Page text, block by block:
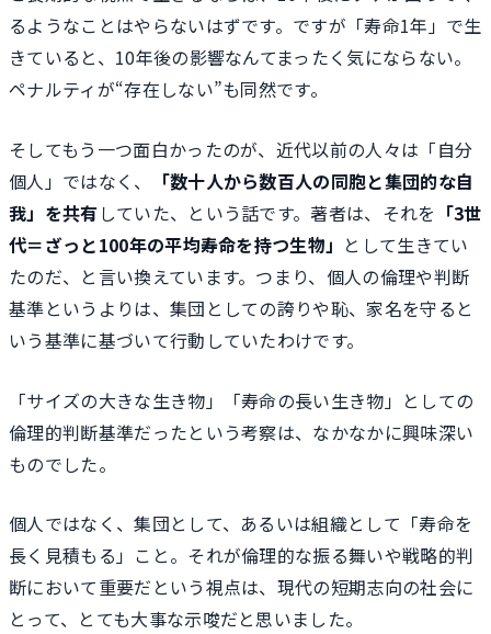
るようなことはやらないはずです。ですが「寿命1年」で生
きていると、10年後の影響なんてまったく気にならない。
ペナルティが“存在しない”も同然です。
そしてもう一つ面白かったのが、近代以前の人々は「自分
個人」ではなく、
「数十人から数百人の同胞と集団的な自
我」を共有していた、という話です。著者は、それを 「3世
代＝ざっと100年の平均寿命を持つ生物」 として生きてい
たのだ、と言い換えています。つまり、個人の倫理や判断
基準というよりは、集団としての誇りや恥、家名を守ると
いう基準に基づいて行動していたわけです。
「サイズの大きな生き物」「寿命の長い生き物」としての
倫理的判断基準だったという考察は、なかなかに興味深い
ものでした。
個人ではなく、集団として、あるいは組織として「寿命を
長く見積もる」こと。それが倫理的な振る舞いや戦略的判
断において重要だという視点は、現代の短期志向の社会に
とって、とても大事な示唆だと思いました。